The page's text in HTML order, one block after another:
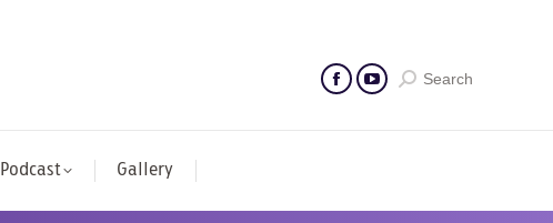
Search
Podcast Gallery